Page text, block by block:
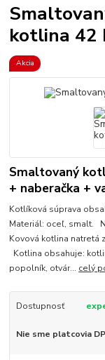
kotlina 42
Akcia
Smaltovaný
+ naberačka +
Kotlíková súprava
Materiál: oceľ, smalt.
Kovová kotlina natretá
Kotlina obsahuje:
popolník, otvár... celý
Dostupnosť
Nie sme platcovia